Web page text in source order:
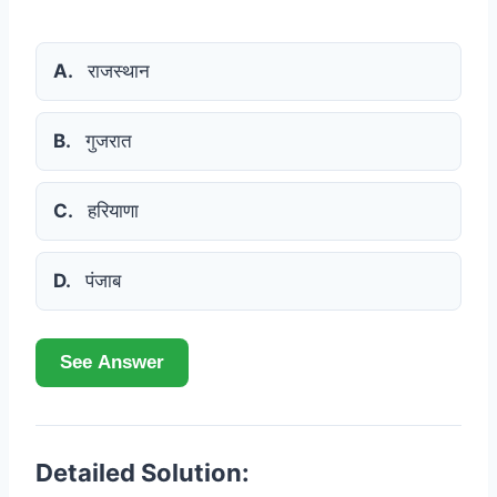
A. राजस्थान
B. गुजरात
C. हरियाणा
D. पंजाब
See Answer
Detailed Solution: